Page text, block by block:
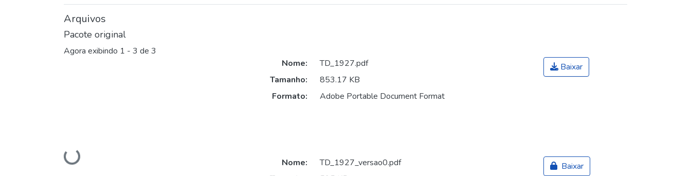
Arquivos
Pacote original
Agora exibindo 1 - 3 de 3
Carregando...
Nome:
TD_1927.pdf
Tamanho:
853.17 KB
Formato:
Adobe Portable Document Format
Baixar
Nome:
TD_1927_versao0.pdf
Baixar